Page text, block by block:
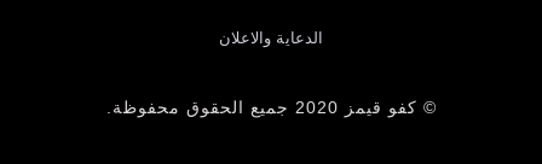
الدعاية والاعلان
© كفو قيمز 2020 جميع الحقوق محفوظة.